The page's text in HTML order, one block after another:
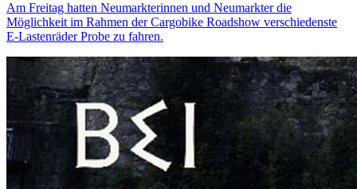
Am Freitag hatten Neumarkterinnen und Neumarkter die
Möglichkeit im Rahmen der Cargobike Roadshow verschiedenste
E-Lastenräder Probe zu fahren.